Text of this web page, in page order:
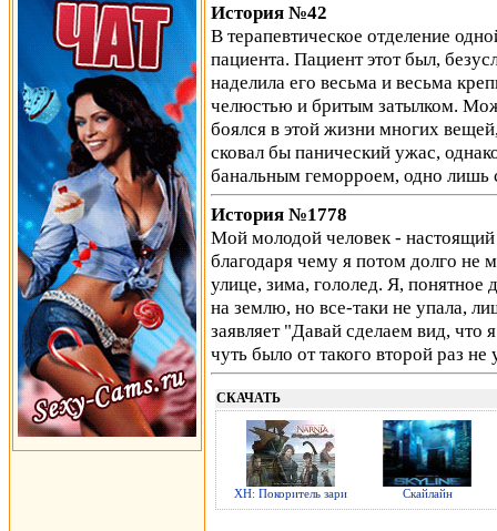
История №42
В терапевтическое отделение
пациента. Пациент этот был,
наделила его весьма и весьма
челюстью и бритым затылком.
боялся в этой жизни многих
сковал бы панический ужас,
банальным геморроем, одно лишь
История №1778
Мой молодой человек - настоящий
благодаря чему я потом долго
улице, зима, гололед. Я, понятное
на землю, но все-таки не упала,
заявляет "Давай сделаем вид, что
чуть было от такого второй раз не
СКАЧАТЬ
ХН: Покоритель зари Скайлайн